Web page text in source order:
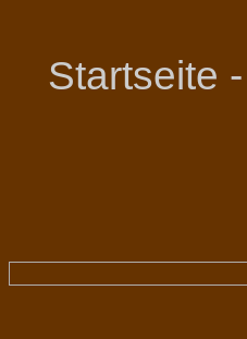
Startseite -